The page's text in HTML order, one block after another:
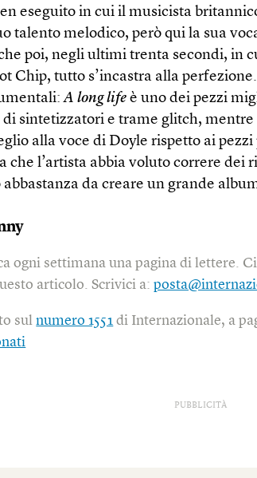
eseguito in cui il musicista
talento melodico, però qui la sua
poi, negli ultimi trenta secondi, in
Chip, tutto s’incastra alla
A long life è uno dei pezzi
sintetizzatori e trame glitch, mentre
alla voce di Doyle rispetto ai pezzi
che l’artista abbia voluto correre dei
da creare un grande
ogni settimana una pagina di lettere.
articolo. Scrivici a:
sulnumero 1551 di Internazionale, a
PUBBLICITÀ